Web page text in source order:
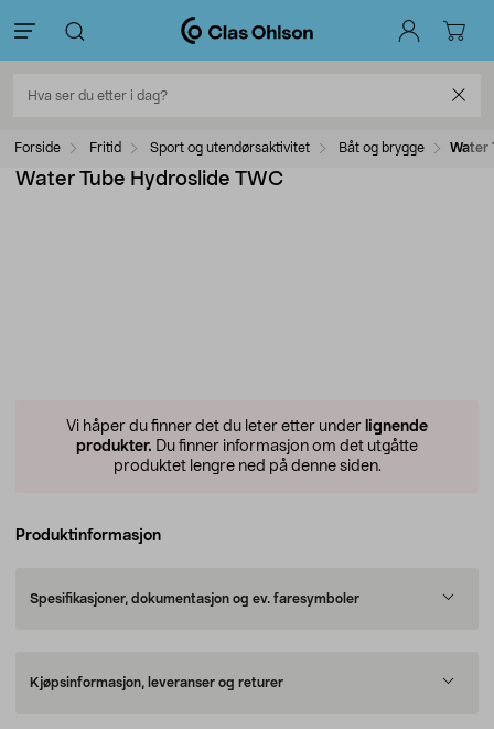
Forside Fritid Sport og utendørsaktivitet Båt og brygge Water
Water Tube Hydroslide TWC
Vi håper du finner det du leter etter under lignende
produkter. Du finner informasjon om det utgåtte
produktet lengre ned på denne siden.
Produktinformasjon
Spesifikasjoner, dokumentasjon og ev. faresymboler
Kjøpsinformasjon, leveranser og returer